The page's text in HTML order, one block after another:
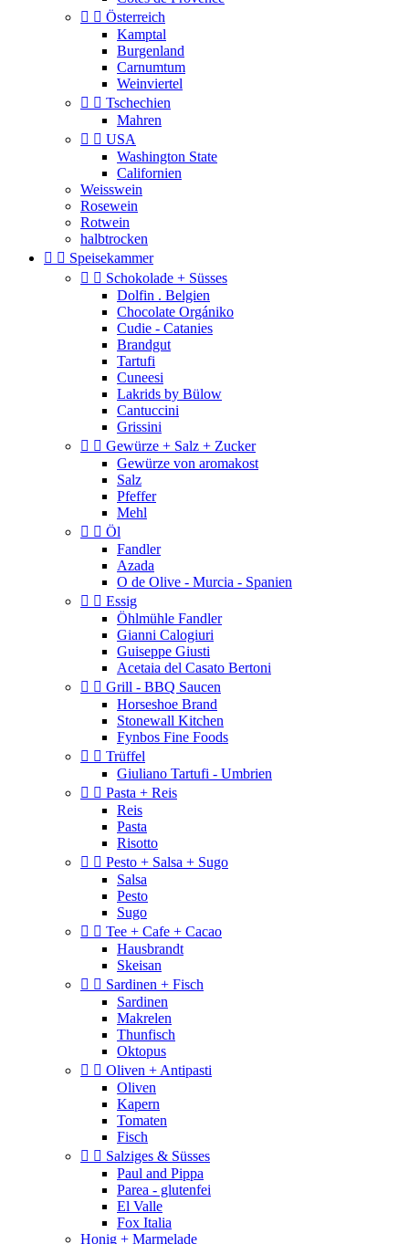
  Österreich
Kamptal
Burgenland
Carnumtum
Weinviertel
  Tschechien
Mahren
  USA
Washington State
Californien
Weisswein
Rosewein
Rotwein
halbtrocken
  Speisekammer
  Schokolade + Süsses
Dolfin . Belgien
Chocolate Orgániko
Cudie - Catanies
Brandgut
Tartufi
Cuneesi
Lakrids by Bülow
Cantuccini
Grissini
  Gewürze + Salz + Zucker
Gewürze von aromakost
Salz
Pfeffer
Mehl
  Öl
Fandler
Azada
O de Olive - Murcia - Spanien
  Essig
Öhlmühle Fandler
Gianni Calogiuri
Guiseppe Giusti
Acetaia del Casato Bertoni
  Grill - BBQ Saucen
Horseshoe Brand
Stonewall Kitchen
Fynbos Fine Foods
  Trüffel
Giuliano Tartufi - Umbrien
  Pasta + Reis
Reis
Pasta
Risotto
  Pesto + Salsa + Sugo
Salsa
Pesto
Sugo
  Tee + Cafe + Cacao
Hausbrandt
Skeisan
  Sardinen + Fisch
Sardinen
Makrelen
Thunfisch
Oktopus
  Oliven + Antipasti
Oliven
Kapern
Tomaten
Fisch
  Salziges & Süsses
Paul and Pippa
Parea - glutenfei
El Valle
Fox Italia
Honig + Marmelade